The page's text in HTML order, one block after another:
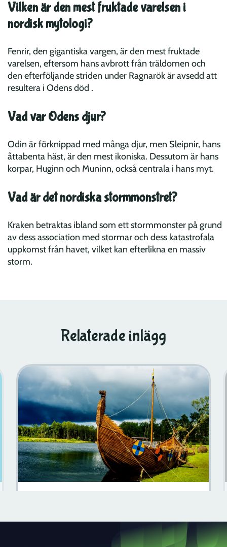
Vilken är den mest fruktade varelsen i
nordisk mytologi?
Fenrir, den gigantiska vargen, är den mest fruktade
varelsen, eftersom hans avbrott från träldomen och
den efterföljande striden under Ragnarök är avsedd att
resultera i Odens död .
Vad var Odens djur?
Odin är förknippad med många djur, men Sleipnir, hans
åttabenta häst, är den mest ikoniska. Dessutom är hans
korpar, Huginn och Muninn, också centrala i hans myt.
Vad är det nordiska stormmonstret?
Kraken betraktas ibland som ett stormmonster på grund
av dess association med stormar och dess katastrofala
uppkomst från havet, vilket kan efterlikna en massiv
storm.
Relaterade inlägg